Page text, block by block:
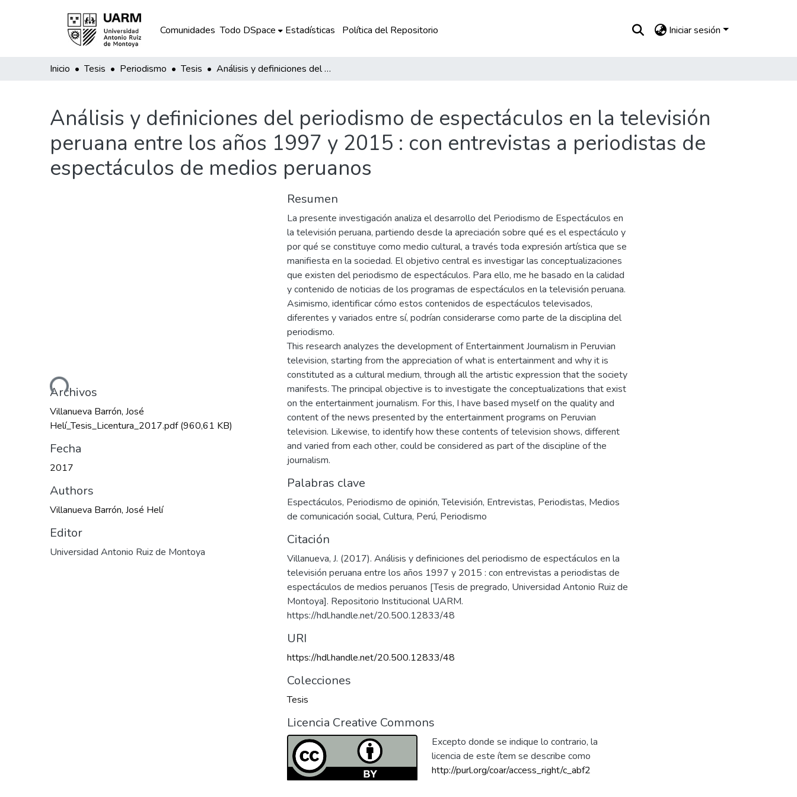
Comunidades Todo DSpace Estadísticas Política del Repositorio Iniciar sesión
Inicio Tesis Periodismo Tesis Análisis y definiciones del periodismo de espectáculos en la televisión peruana entre los años 1997 y 2015 : con entrevistas a periodistas de espectáculos de medios peruanos
Análisis y definiciones del periodismo de espectáculos en la televisión
peruana entre los años 1997 y 2015 : con entrevistas a periodistas de
espectáculos de medios peruanos
Cargando...
Archivos
Villanueva Barrón, José
Helí_Tesis_Licentura_2017.pdf(960,61 KB)
Fecha
2017
Authors
Villanueva Barrón, José Helí
Editor
Universidad Antonio Ruiz de Montoya
Resumen
La presente investigación analiza el desarrollo del Periodismo de Espectáculos en
la televisión peruana, partiendo desde la apreciación sobre qué es el espectáculo y
por qué se constituye como medio cultural, a través toda expresión artística que se
manifiesta en la sociedad. El objetivo central es investigar las conceptualizaciones
que existen del periodismo de espectáculos. Para ello, me he basado en la calidad
y contenido de noticias de los programas de espectáculos en la televisión peruana.
Asimismo, identificar cómo estos contenidos de espectáculos televisados,
diferentes y variados entre sí, podrían considerarse como parte de la disciplina del
periodismo.
This research analyzes the development of Entertainment Journalism in Peruvian
television, starting from the appreciation of what is entertainment and why it is
constituted as a cultural medium, through all the artistic expression that the society
manifests. The principal objective is to investigate the conceptualizations that exist
on the entertainment journalism. For this, I have based myself on the quality and
content of the news presented by the entertainment programs on Peruvian
television. Likewise, to identify how these contents of television shows, different
and varied from each other, could be considered as part of the discipline of the
journalism.
Palabras clave
Espectáculos, Periodismo de opinión,Televisión, Entrevistas, Periodistas, Medios
de comunicación social, Cultura, Perú, Periodismo
Citación
Villanueva, J. (2017). Análisis y definiciones del periodismo de espectáculos en la
televisión peruana entre los años 1997 y 2015 : con entrevistas a periodistas de
espectáculos de medios peruanos [Tesis de pregrado, Universidad Antonio Ruiz de
Montoya]. Repositorio Institucional UARM.
https://hdl.handle.net/20.500.12833/48
URI
https://hdl.handle.net/20.500.12833/48
Colecciones
Tesis
Licencia Creative Commons
Excepto donde se indique lo contrario, la
licencia de este ítem se describe como
http://purl.org/coar/access_right/c_abf2